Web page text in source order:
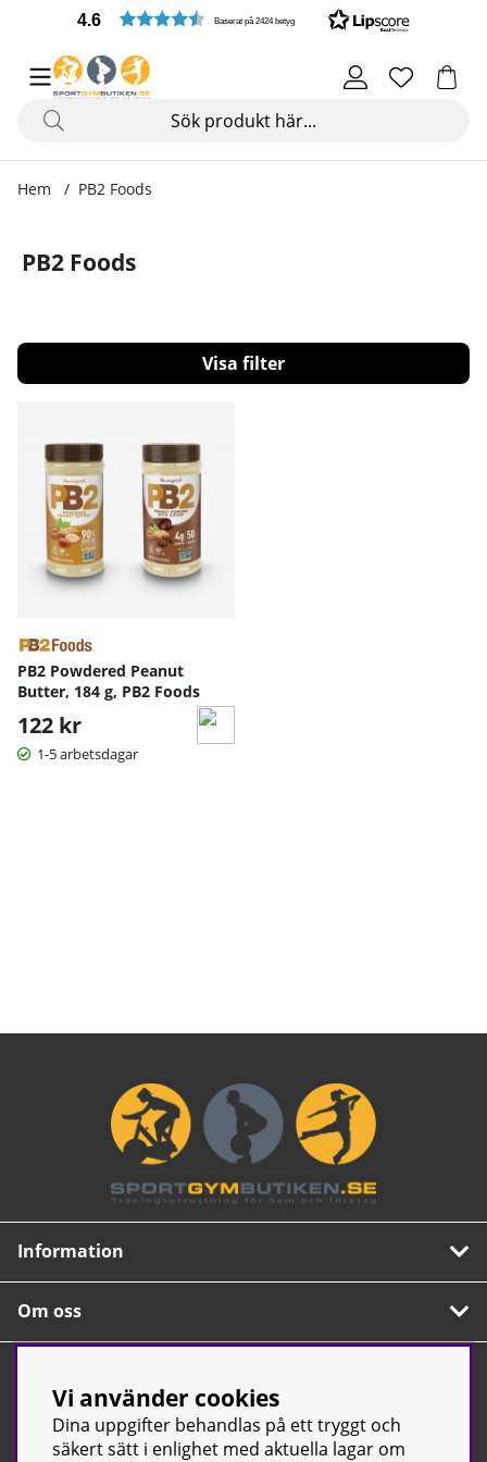
4.6 Baserat på 2424 betyg
Hem PB2 Foods
PB2 Foods
Filtrera
PB2 Powdered Peanut
Butter, 184 g, PB2 Foods
122 kr
1-5 arbetsdagar
Information
Om oss
Prenumerera på vårt populära nyhetsbrev. Innehåller
tips, nyheter och våra allra bästa erbjudanden.
Vi använder cookies
Dina uppgifter behandlas på ett tryggt och
säkert sätt i enlighet med aktuella lagar om